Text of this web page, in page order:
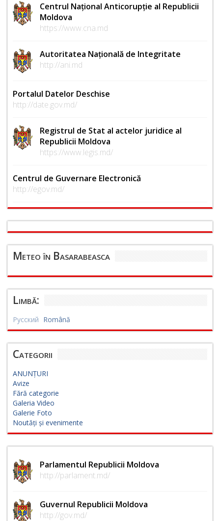
Centrul Național Anticorupție al Republicii
Moldova
https://www.cna.md
Autoritatea Națională de Integritate
http://ani.md
Portalul Datelor Deschise
http://date.gov.md/
Registrul de Stat al actelor juridice al
Republicii Moldova
https://www.legis.md/
Centrul de Guvernare Electronică
http://egov.md/
Meteo în Basarabeasca
Limbă:
Русский Română
Categorii
ANUNȚURI
Avize
Fără categorie
Galeria Video
Galerie Foto
Noutăți și evenimente
Parlamentul Republicii Moldova
http://parlament.md/
Guvernul Republicii Moldova
http://gov.md/